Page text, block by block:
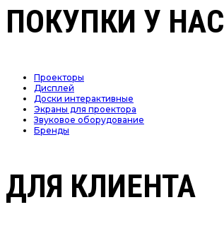
ПОКУПКИ У НАС
Проекторы
Дисплей
Доски интерактивные
Экраны для проектора
Звуковое оборудование
Бренды
ДЛЯ КЛИЕНТА